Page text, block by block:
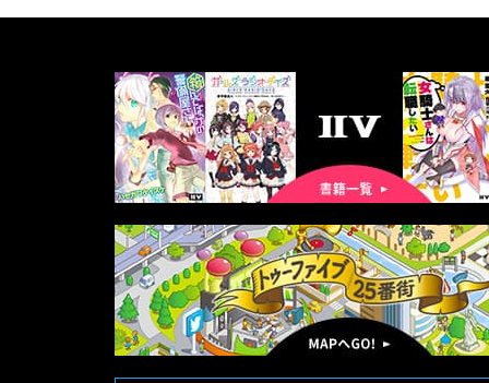
書
籍
一
覧
マ
ッ
プ
へ